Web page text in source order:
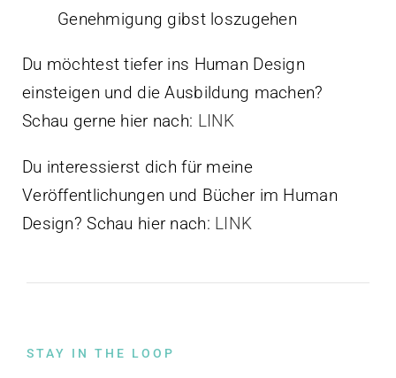
Genehmigung gibst loszugehen
Du möchtest tiefer ins Human Design
einsteigen und die Ausbildung machen?
Schau gerne hier nach: LINK
Du interessierst dich für meine
Veröffentlichungen und Bücher im Human
Design? Schau hier nach: LINK
STAY IN THE LOOP